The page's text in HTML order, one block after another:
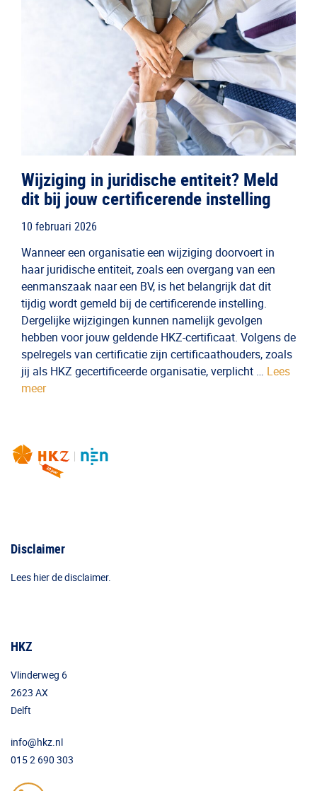
Wijziging in juridische entiteit? Meld
dit bij jouw certificerende instelling
10 februari 2026
Wanneer een organisatie een wijziging doorvoert in
haar juridische entiteit, zoals een overgang van een
eenmanszaak naar een BV, is het belangrijk dat dit
tijdig wordt gemeld bij de certificerende instelling.
Dergelijke wijzigingen kunnen namelijk gevolgen
hebben voor jouw geldende HKZ-certificaat. Volgens de
spelregels van certificatie zijn certificaathouders, zoals
jij als HKZ gecertificeerde organisatie, verplicht … Lees
meer
Disclaimer
Lees hier de disclaimer.
HKZ
Vlinderweg 6
2623 AX
Delft
info@hkz.nl
015 2 690 303